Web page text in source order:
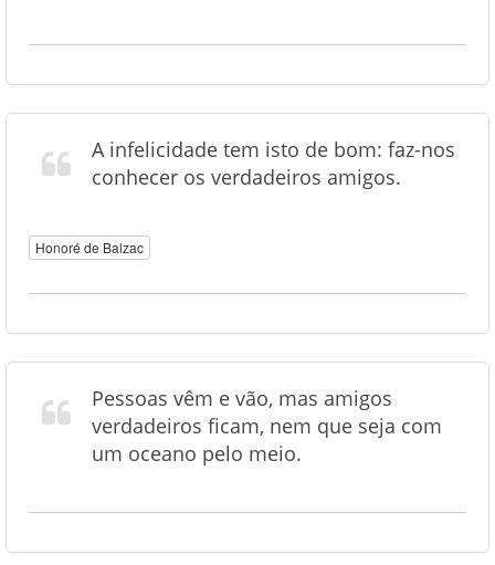
A infelicidade tem isto de bom: faz-nos
conhecer os verdadeiros amigos.
Honoré de Balzac
Pessoas vêm e vão, mas amigos
verdadeiros ficam, nem que seja com
um oceano pelo meio.